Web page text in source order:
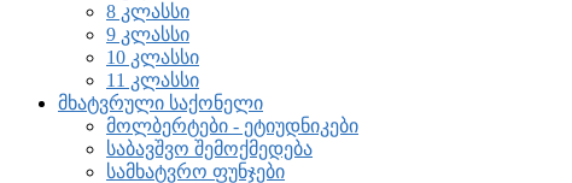
8 კლასსი
9 კლასსი
10 კლასსი
11 კლასსი
მხატვრული საქონელი
მოლბერტები - ეტიუდნიკები
საბავშვო შემოქმედება
სამხატვრო ფუნჯები